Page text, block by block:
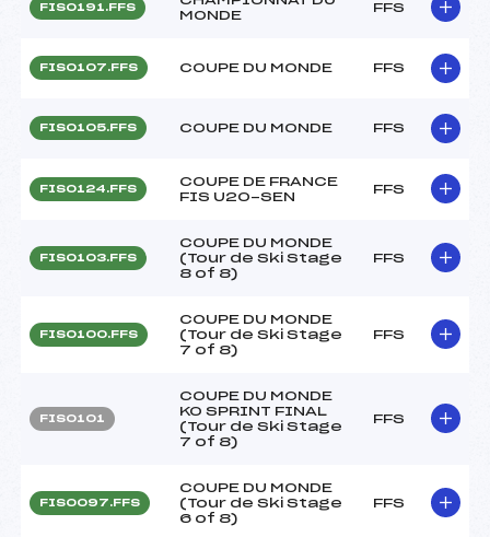
FIS0191.FFS
MONDE
FFS
FIS0107.FFS COUPE DU MONDE FFS
FIS0105.FFS COUPE DU MONDE FFS
FIS0124.FFS
COUPE DE FRANCE
FIS U20-SEN
FFS
FIS0103.FFS
COUPE DU MONDE
(Tour de Ski Stage
8 of 8)
FFS
FIS0100.FFS
COUPE DU MONDE
(Tour de Ski Stage
7 of 8)
FFS
FIS0101
COUPE DU MONDE
KO SPRINT FINAL
(Tour de Ski Stage
7 of 8)
FFS
FIS0097.FFS
COUPE DU MONDE
(Tour de Ski Stage
6 of 8)
FFS